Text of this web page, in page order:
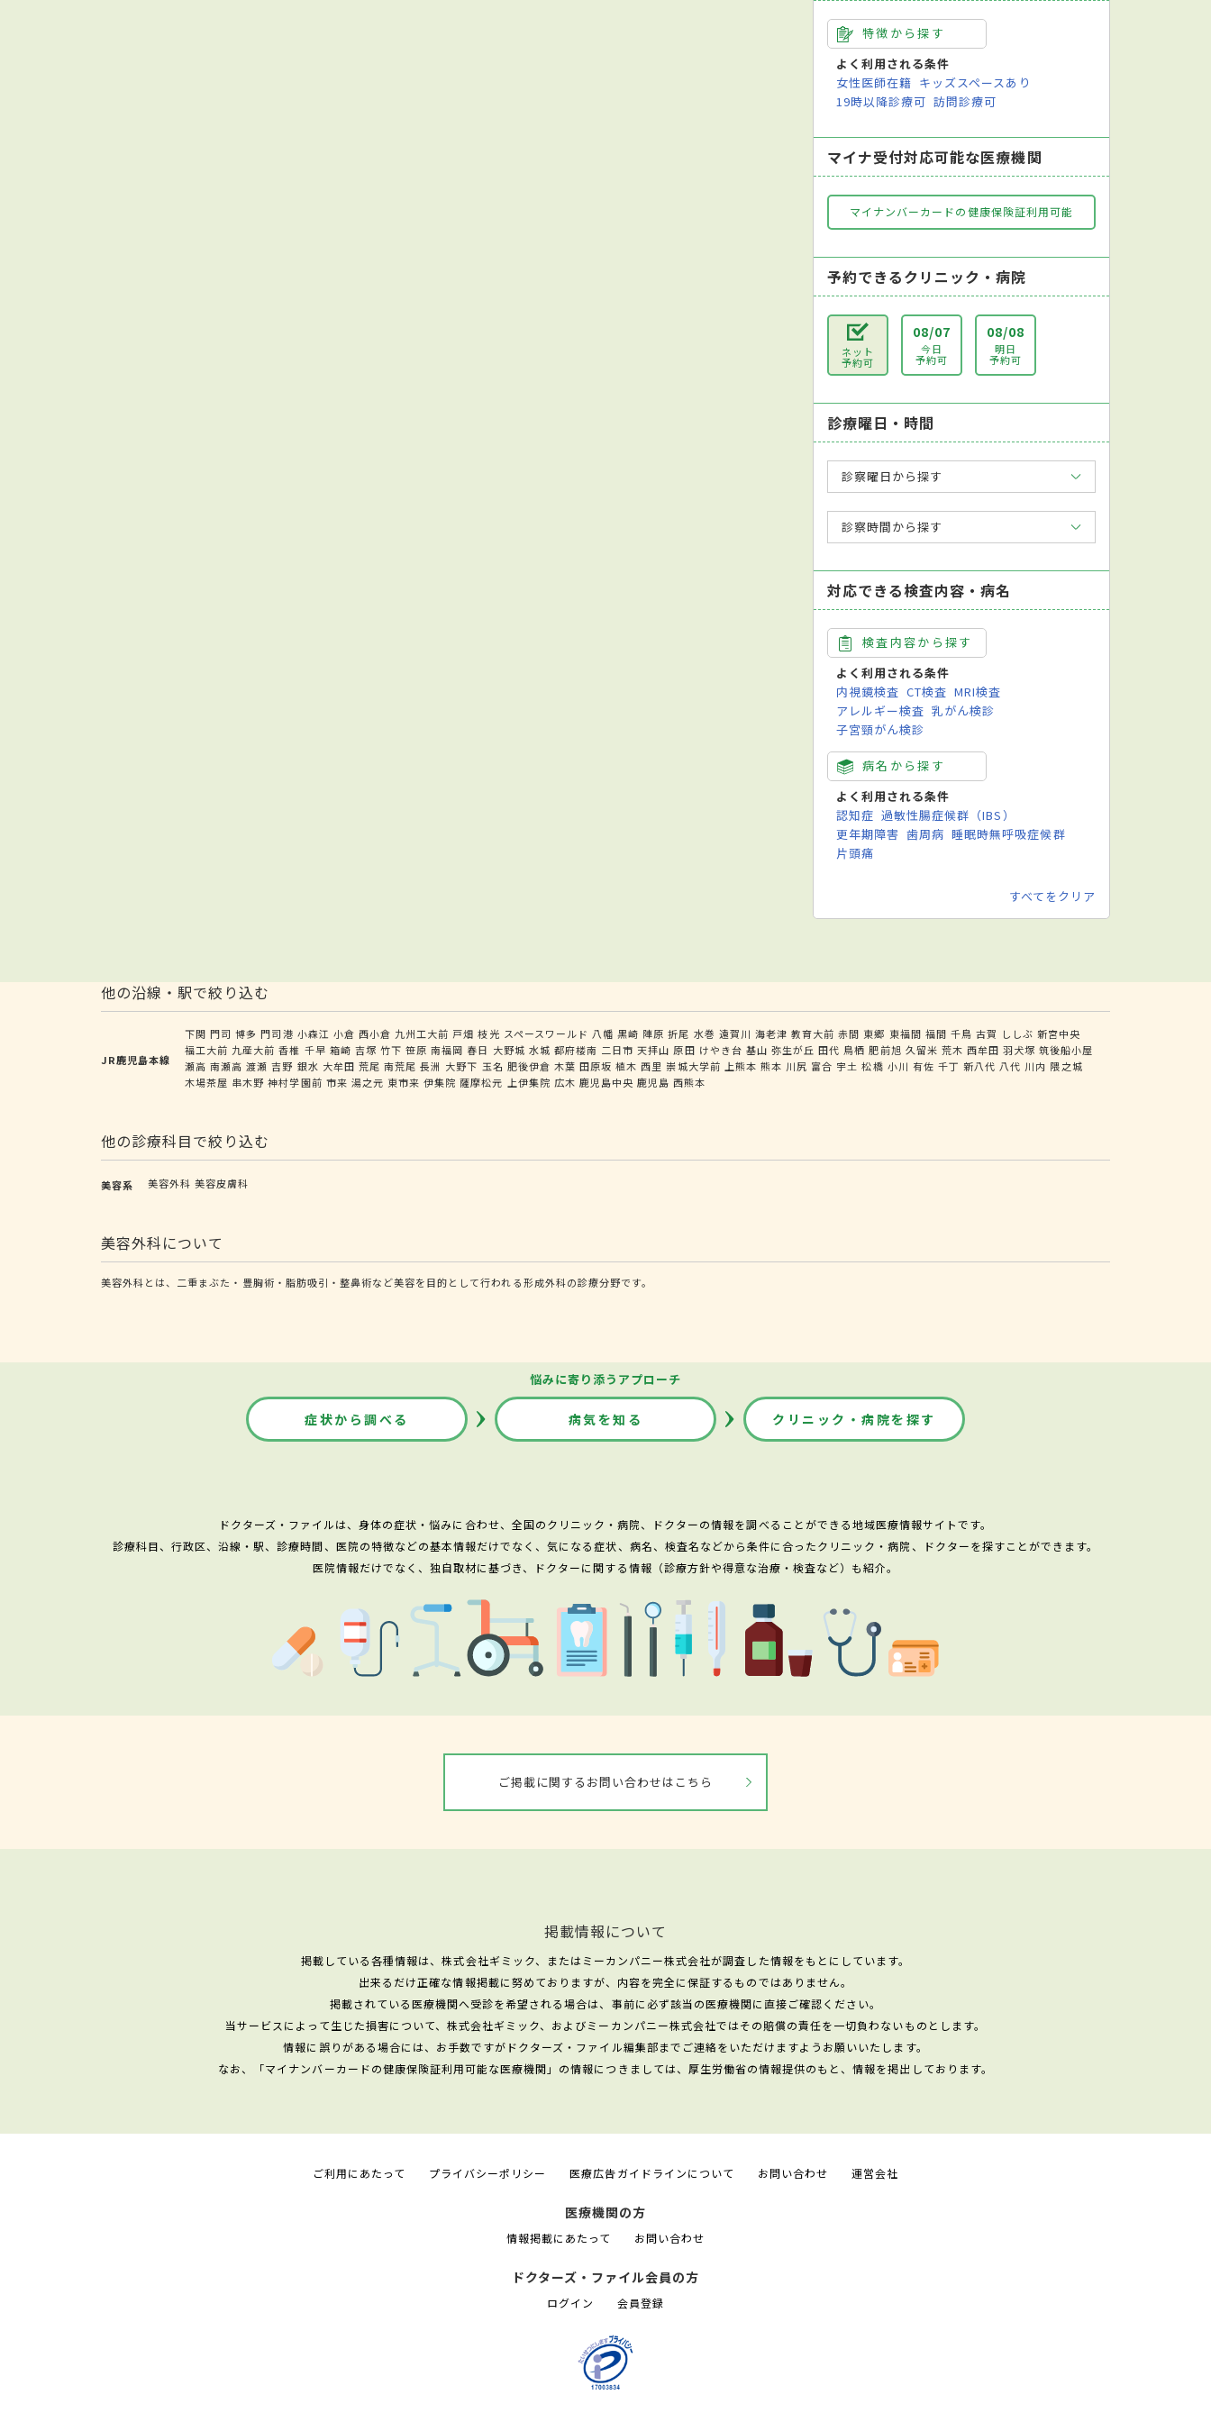
特徴から探す
よく利用される条件
女性医師在籍 キッズスペースあり
19時以降診療可 訪問診療可
マイナ受付対応可能な医療機関
マイナンバーカードの健康保険証利用可能
予約できるクリニック・病院
ネット
予約可
08/07
今日
予約可
08/08
明日
予約可
診療曜日・時間
診察曜日から探す
診察時間から探す
対応できる検査内容・病名
検査内容から探す
よく利用される条件
内視鏡検査 CT検査 MRI検査
アレルギー検査 乳がん検診
子宮頸がん検診
病名から探す
よく利用される条件
認知症 過敏性腸症候群（IBS）
更年期障害 歯周病 睡眠時無呼吸症候群
片頭痛
すべてをクリア
他の沿線・駅で絞り込む
JR鹿児島本線
下関 門司 博多 門司港 小森江 小倉 西小倉 九州工大前 戸畑 枝光 スペースワールド 八幡 黒崎 陣原 折尾 水巻 遠賀川 海老津 教育大前 赤間 東郷 東福間 福間 千鳥 古賀 ししぶ 新宮中央
福工大前 九産大前 香椎 千早 箱崎 吉塚 竹下 笹原 南福岡 春日 大野城 水城 都府楼南 二日市 天拝山 原田 けやき台 基山 弥生が丘 田代 鳥栖 肥前旭 久留米 荒木 西牟田 羽犬塚 筑後船小屋
瀬高 南瀬高 渡瀬 吉野 銀水 大牟田 荒尾 南荒尾 長洲 大野下 玉名 肥後伊倉 木葉 田原坂 植木 西里 崇城大学前 上熊本 熊本 川尻 富合 宇土 松橋 小川 有佐 千丁 新八代 八代 川内 隈之城
木場茶屋 串木野 神村学園前 市来 湯之元 東市来 伊集院 薩摩松元 上伊集院 広木 鹿児島中央 鹿児島 西熊本
他の診療科目で絞り込む
美容系 美容外科 美容皮膚科
美容外科について
美容外科とは、二重まぶた・豊胸術・脂肪吸引・整鼻術など美容を目的として行われる形成外科の診療分野です。
悩みに寄り添うアプローチ
症状から調べる 病気を知る クリニック・病院を探す
ドクターズ・ファイルは、身体の症状・悩みに合わせ、全国のクリニック・病院、ドクターの情報を調べることができる地域医療情報サイトです。
診療科目、行政区、沿線・駅、診療時間、医院の特徴などの基本情報だけでなく、気になる症状、病名、検査名などから条件に合ったクリニック・病院、ドクターを探すことができます。
医院情報だけでなく、独自取材に基づき、ドクターに関する情報（診療方針や得意な治療・検査など）も紹介。
ご掲載に関するお問い合わせはこちら
掲載情報について
掲載している各種情報は、株式会社ギミック、またはミーカンパニー株式会社が調査した情報をもとにしています。
出来るだけ正確な情報掲載に努めておりますが、内容を完全に保証するものではありません。
掲載されている医療機関へ受診を希望される場合は、事前に必ず該当の医療機関に直接ご確認ください。
当サービスによって生じた損害について、株式会社ギミック、およびミーカンパニー株式会社ではその賠償の責任を一切負わないものとします。
情報に誤りがある場合には、お手数ですがドクターズ・ファイル編集部までご連絡をいただけますようお願いいたします。
なお、「マイナンバーカードの健康保険証利用可能な医療機関」の情報につきましては、厚生労働省の情報提供のもと、情報を掲出しております。
ご利用にあたって プライバシーポリシー 医療広告ガイドラインについて お問い合わせ 運営会社
医療機関の方
情報掲載にあたって お問い合わせ
ドクターズ・ファイル会員の方
ログイン 会員登録